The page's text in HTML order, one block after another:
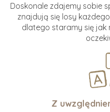
Doskonale zdajemy sobie
znajdują się losy
dlatego staramy się jak
Z